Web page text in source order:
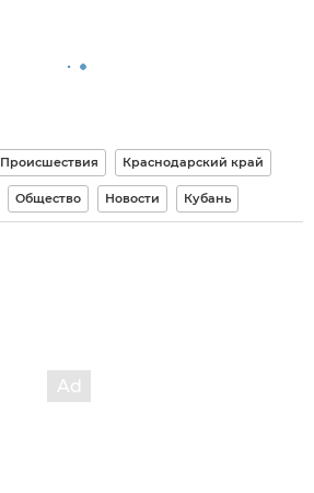
Происшествия Краснодарский край
Общество Новости Кубань